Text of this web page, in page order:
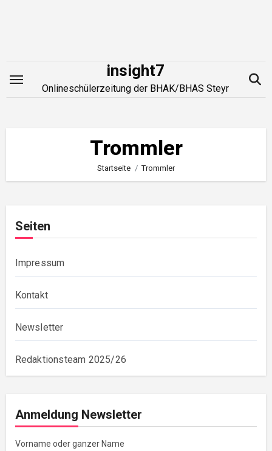
insight7
Onlineschülerzeitung der BHAK/BHAS Steyr
Trommler
Startseite Trommler
Seiten
Impressum
Kontakt
Newsletter
Redaktionsteam 2025/26
Anmeldung Newsletter
Vorname oder ganzer Name